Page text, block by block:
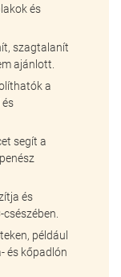
és
szagtalanít
ajánlott.
a
segít a
és
például
és kőpadlón